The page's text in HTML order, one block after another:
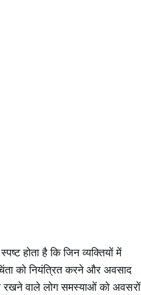
होता है कि जिन व्यक्तियों में
को नियंत्रित करने और अवसाद
रखने वाले लोग समस्याओं को अवसरों